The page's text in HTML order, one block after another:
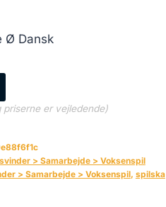
Ø Dansk
priserne er vejledende)
> Samarbejde > Voksenspil
> Samarbejde > Voksenspil, spilska